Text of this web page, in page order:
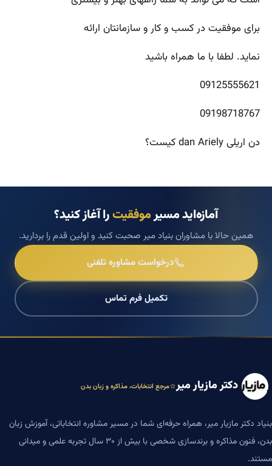
برای موفقیت در کسب و کار و سازمانتان ارائه
نماید. لطفا با ما همراه باشید
09125555621
09198718767
دن اریلی dan Ariely کیست؟
آمازه‌اید مسیرموفقیترا آغاز کنید؟
همین حالا با مشاوران بنیاد میر صحبت کنید و اولین قدم را بردارید.
درخواست مشاوره تلفنی
تکمیل فرم تماس
دکتر مازیار میر مرجع انتخابات، مذاکره و زبان بدن
بنیاد دکتر مازیار میر، همراه حرفه‌ای شما در مسیر مشاوره انتخاباتی، آموزش زبان
بدن، فنون مذاکره و برندسازی شخصی با بیش از ۳۰ سال تجربه علمی و میدانی
مستند.